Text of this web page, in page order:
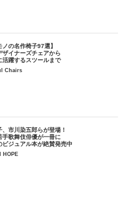
ノの名作椅子97選】
ザイナーズチェアから
活躍するスツールまで
Chairs
、市川染五郎らが登場！
手歌舞伎俳優が一冊に
ビジュアル本が絶賛発売中
HOPE